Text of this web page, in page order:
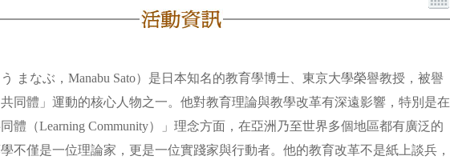
まなぶ，Manabu Sato）是日本知名的教育學博士、東京大學榮譽教授，被譽
同體」運動的核心人物之一。他對教育理論與教學改革有深遠影響，特別是在
體（Learning Community）」理念方面，在亞洲乃至世界多個地區都有廣泛的
不僅是一位理論家，更是一位實踐家與行動者。他的教育改革不是紙上談兵，